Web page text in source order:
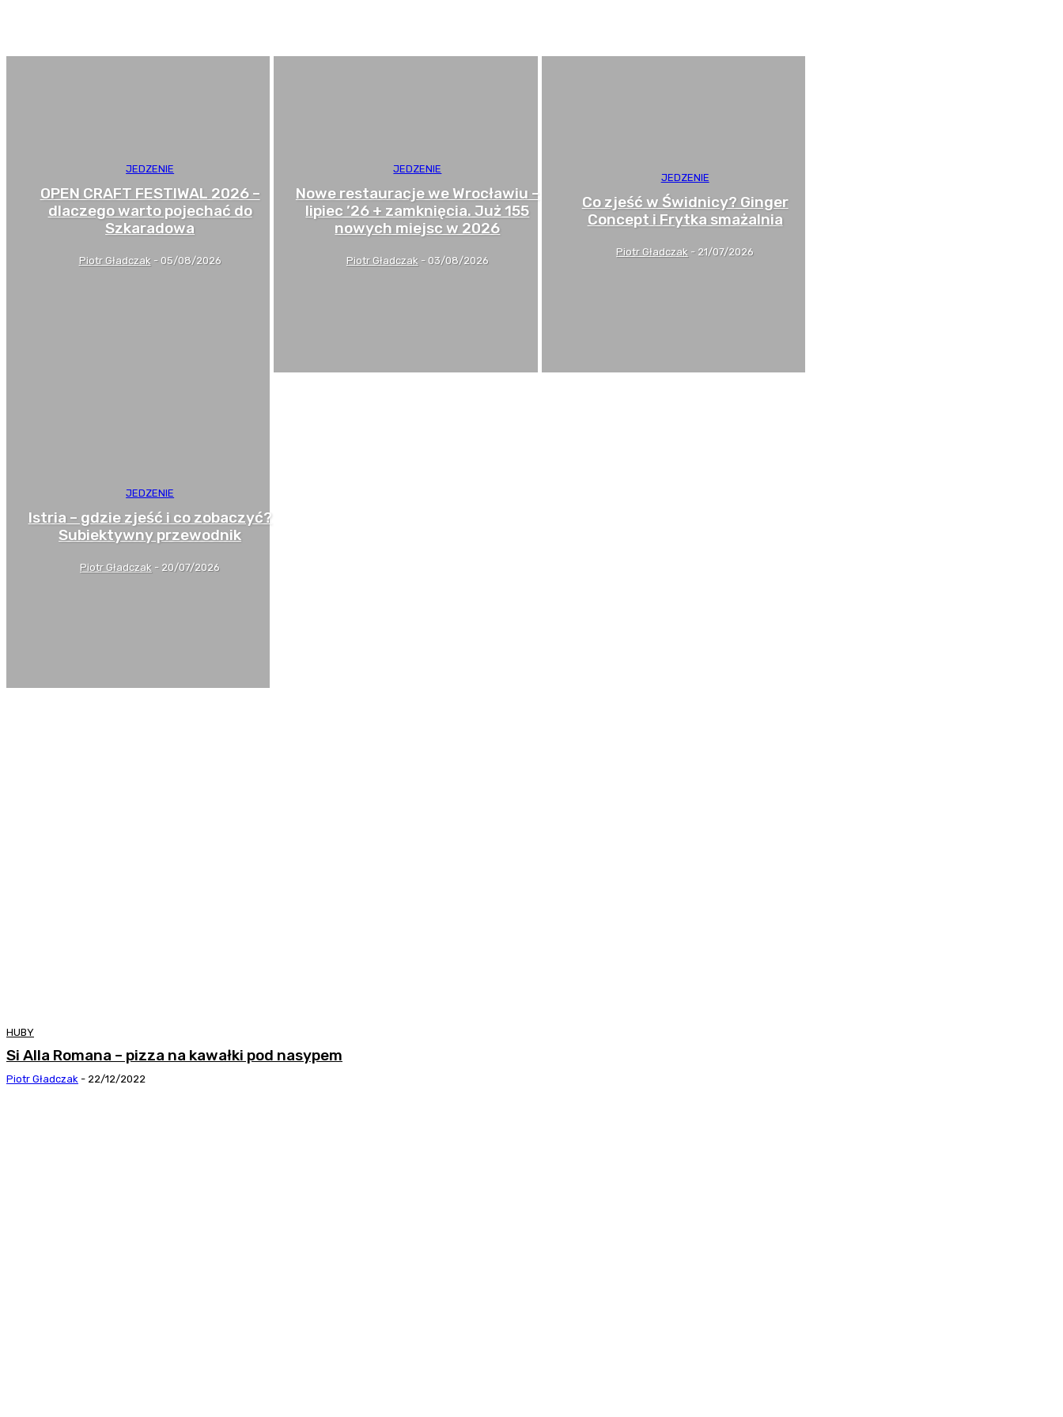
JEDZENIE
OPEN CRAFT FESTIWAL 2026 –
dlaczego warto pojechać do
Szkaradowa
Piotr Gładczak - 05/08/2026
JEDZENIE
Nowe restauracje we Wrocławiu –
lipiec ’26 + zamknięcia. Już 155
nowych miejsc w 2026
Piotr Gładczak - 03/08/2026
JEDZENIE
Co zjeść w Świdnicy? Ginger
Concept i Frytka smażalnia
Piotr Gładczak - 21/07/2026
JEDZENIE
Istria – gdzie zjeść i co zobaczyć?
Subiektywny przewodnik
Piotr Gładczak - 20/07/2026
HUBY
Si Alla Romana – pizza na kawałki pod nasypem
Piotr Gładczak - 22/12/2022